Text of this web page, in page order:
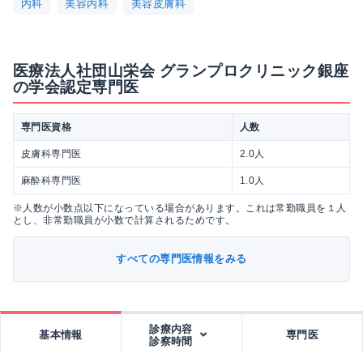
内科 美容内科 美容皮膚科
医療法人社団山栄会 グランプロクリニック銀座
の学会認定専門医
専門医資格 人数
皮膚科専門医 2.0人
麻酔科専門医 1.0人
※人数が小数点以下になっている場合があります。これは常勤職員を１人
とし、非常勤職員が小数で計算されるためです。
すべての専門医情報をみる
基本情報
診療内容
診察時間
専門医